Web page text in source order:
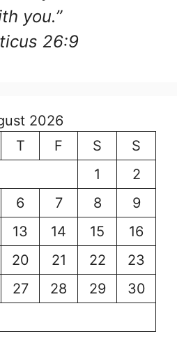
you.”
26:9
2026
T F S
S
1
2
6 7 8
9
13 14 15
16
20 21 22
23
27 28 29
30